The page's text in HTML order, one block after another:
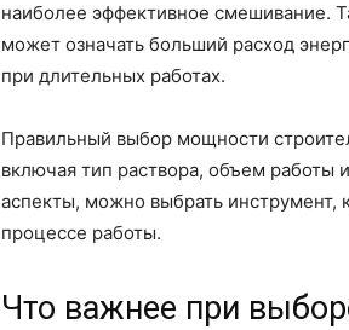
наиболее эффективное смешивание.
может означать больший расход
при длительных работах.
Правильный выбор мощности
включая тип раствора, объем работы
аспекты, можно выбрать инструмент,
процессе работы.
Что важнее при